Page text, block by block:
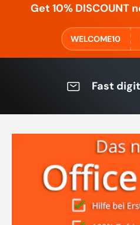
Get 10% DISCOUNT
WELCOME10
Fast